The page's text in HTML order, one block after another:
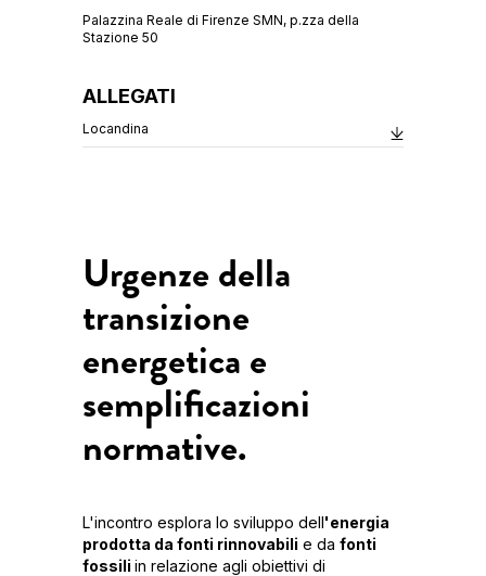
Palazzina Reale di Firenze SMN, p.zza della
Stazione 50
ALLEGATI
Locandina
Urgenze della
transizione
energetica e
semplificazioni
normative.
L'incontro esplora lo sviluppo dell'energia
prodotta da fonti rinnovabili e da fonti
fossili in relazione agli obiettivi di